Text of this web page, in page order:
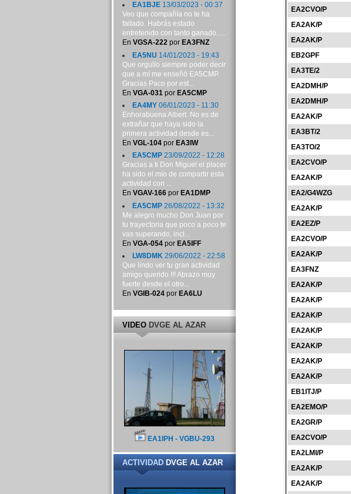
EA2CVO/P
EA2AK/P
EA2AK/P
EB2GPF
EA3TE/2
EA2DMH/P
EA2DMH/P
EA2AK/P
EA3BT/2
EA3TO/2
EA2CVO/P
EA2AK/P
EA2/G4WZG
EA2AK/P
EA2EZ/P
EA2CVO/P
EA2AK/P
EA3FNZ
EA2AK/P
EA2AK/P
EA2AK/P
EA2AK/P
EA2AK/P
EA2AK/P
EA2AK/P
EB1ITJ/P
EA2EMO/P
EA2GR/P
EA2CVO/P
EA2LMI/P
EA2AK/P
EA2AK/P
EA1BJE13/03/2023 - 00:37
Veo que compañía no te ha
faltado. Habrás estado
entretenido con tanto ganado. ...
En VGSA-222por EA3FNZ
EA5NU 14/01/2023 - 19:43
Que orgullo siempre poder decir
que a mí me enseñó EA5CMP.
Gracias Paco por est...
En VGA-031 por EA5CMP
EA4MY06/01/2023 - 11:30
Enhorabuena Albert. No es de
extrañar que haya sido la
primera actividad desde es...
En VGL-104por EA3IW
EA5CMP23/09/2022 - 12:28
Gracias a ti Don Miguel el placer
ha sido el mío de compartir esta
actividad con ...
En VGAV-166por EA1DMP
EA5CMP26/08/2022 - 13:32
Me alegro mucho Don Juan por
tu trayectoria que poco a poco te
vas superando, incl...
En VGA-054por EA5IFF
LW8DMK29/06/2022 - 22:58
Que lindo ver tu gran actividad
amigo querido !!! Abrazo muy
fuerte desde el otro...
En VGIB-024por EA6LU
VIDEODVGE AL AZAR
EA1IPH - VGBU-293
ACTIVIDADDVGE AL AZAR